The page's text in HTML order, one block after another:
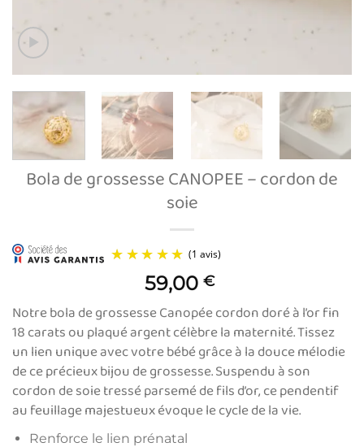
Bola de grossesse CANOPEE – cordon de
soie
(1 avis)
59,00 €
Notre bola de grossesse Canopée cordon doré à l’or fin
18 carats ou plaqué argent célèbre la maternité. Tissez
un lien unique avec votre bébé grâce à la douce mélodie
de ce précieux bijou de grossesse. Suspendu à son
cordon de soie tressé parsemé de fils d’or, ce pendentif
au feuillage majestueux évoque le cycle de la vie.
Renforce le lien prénatal